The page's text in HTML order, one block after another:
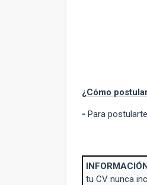
¿ Cómo
- Para
tu CV nunca